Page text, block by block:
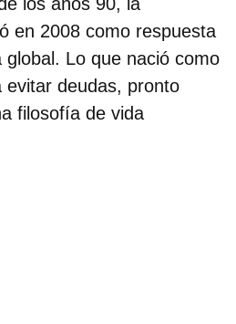
en 2008 como respuesta
Lo que nació como
evitar deudas, pronto
filosofía de vida